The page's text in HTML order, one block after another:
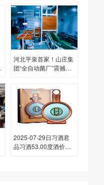
河北平泉首家！山庄集
团“全自动菌厂”震撼开
2025-07-29日习酒君
品习酒53.00度酒价格